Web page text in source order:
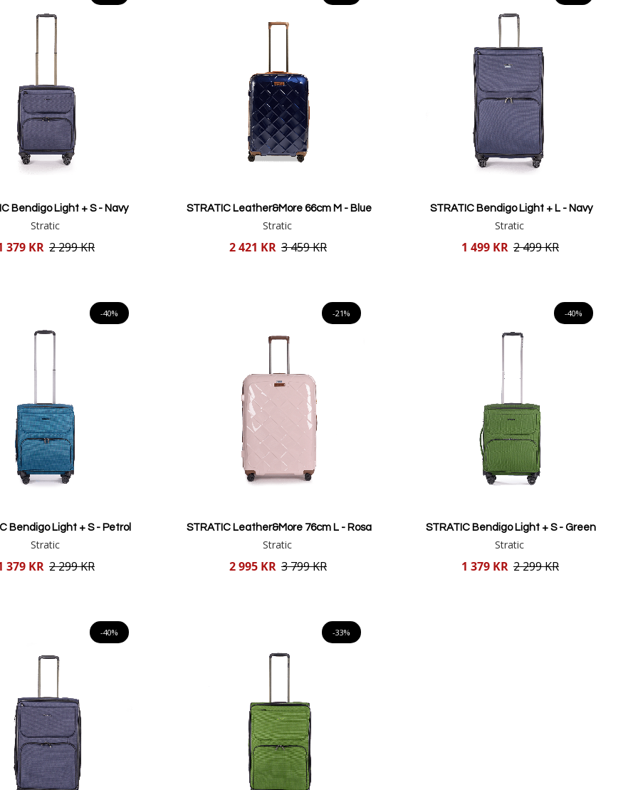
Bendigo Light + S - Navy
Stratic
379 KR 2 299 KR
STRATIC Leather&More 66cm M - Blue
Stratic
2 421 KR 3 459 KR
STRATIC Bendigo Light + L - Navy
Stratic
1 499 KR 2 499 KR
-40%
Bendigo Light + S - Petrol
Stratic
379 KR 2 299 KR
-21%
STRATIC Leather&More 76cm L - Rosa
Stratic
2 995 KR 3 799 KR
-40%
STRATIC Bendigo Light + S - Green
Stratic
1 379 KR 2 299 KR
-40% -33%